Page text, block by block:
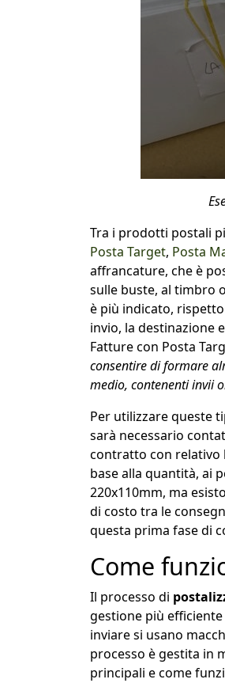
Tra i prodotti postali
Posta Target, Posta
affrancature, che è
sulle buste, al timbro
è più indicato,
invio, la destinazione
Fatture con Posta
consentire di formare
medio, contenenti invii
Per utilizzare queste
sarà necessario
contratto con relativo
base alla quantità, ai
220x110mm, ma
di costo tra le
questa prima fase di
Come
Il processo di
gestione più
inviare si usano
processo è gestita in
principali e come